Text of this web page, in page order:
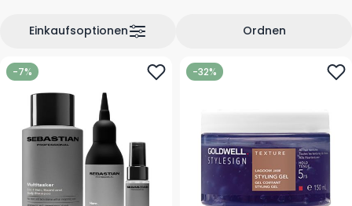
Augenpflege
Zubehör
Dauernwelle
Ordnen
Einkaufsoptionen
-7% -32%